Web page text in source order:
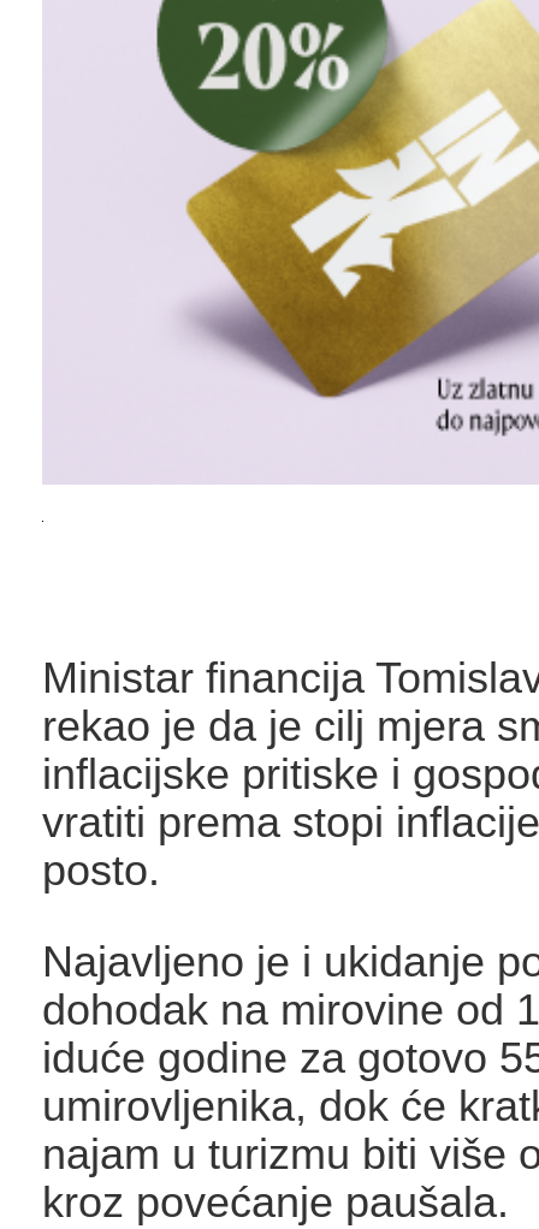
Ministar financija
rekao je da je cilj mjera
inflacijske pritiske i
vratiti prema stopi
posto.
Najavljeno je i ukidanje
dohodak na mirovine od
iduće godine za gotovo
umirovljenika, dok će
najam u turizmu biti više
kroz povećanje paušala.